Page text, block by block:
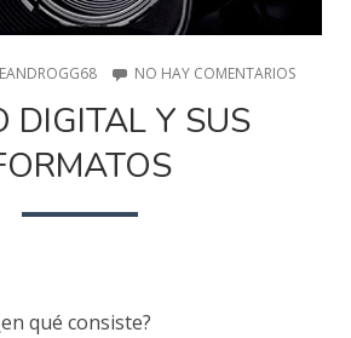
NO HAY COMENTARIOSEN
DIGITAL Y SUS
qué consiste?